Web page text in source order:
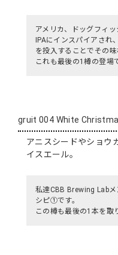
アメリカ、ドッグフィ
IPAにインスパイアさ
を投入することでその
これも最後の1樽の登場
gruit 004 White
アニスシードやショウ
イスエール。
私達CBB Brewing Lab
シピ①です。
この樽も最後の1本を取